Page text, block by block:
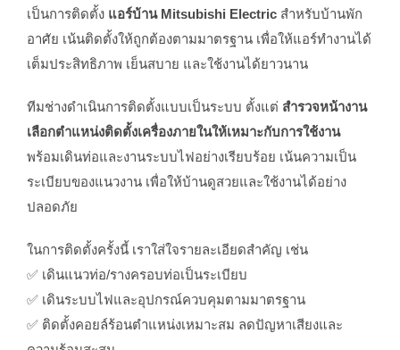
เป็นการติดตั้ง แอร์บ้าน Mitsubishi Electricสำหรับบ้านพัก
อาศัย เน้นติดตั้งให้ถูกต้องตามมาตรฐาน เพื่อให้แอร์ทำงานได้
เต็มประสิทธิภาพ เย็นสบาย และใช้งานได้ยาวนาน
ทีมช่างดำเนินการติดตั้งแบบเป็นระบบ ตั้งแต่ สำรวจหน้างาน
เลือกตำแหน่งติดตั้งเครื่องภายในให้เหมาะกับการใช้งาน
พร้อมเดินท่อและงานระบบไฟอย่างเรียบร้อย เน้นความเป็น
ระเบียบของแนวงาน เพื่อให้บ้านดูสวยและใช้งานได้อย่าง
ปลอดภัย
ในการติดตั้งครั้งนี้ เราใส่ใจรายละเอียดสำคัญ เช่น
✅ เดินแนวท่อ/รางครอบท่อเป็นระเบียบ
✅ เดินระบบไฟและอุปกรณ์ควบคุมตามมาตรฐาน
✅ ติดตั้งคอยล์ร้อนตำแหน่งเหมาะสม ลดปัญหาเสียงและ